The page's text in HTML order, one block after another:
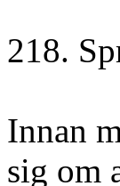
218.
Innan
sig om